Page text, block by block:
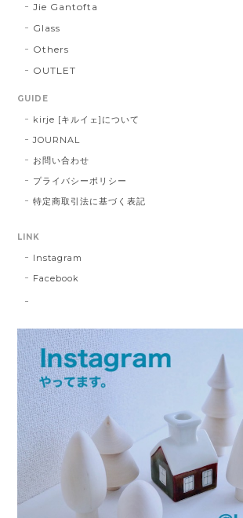
Jie Gantofta
Glass
Others
OUTLET
GUIDE
kirje [キルイェ]について
JOURNAL
お問い合わせ
プライバシーポリシー
特定商取引法に基づく表記
LINK
Instagram
Facebook